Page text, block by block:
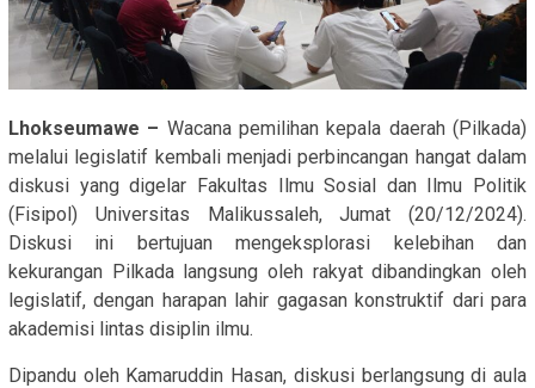
Lhokseumawe – Wacana pemilihan kepala daerah (Pilkada)
melalui legislatif kembali menjadi perbincangan hangat dalam
diskusi yang digelar Fakultas Ilmu Sosial dan Ilmu Politik
(Fisipol) Universitas Malikussaleh, Jumat (20/12/2024).
Diskusi ini bertujuan mengeksplorasi kelebihan dan
kekurangan Pilkada langsung oleh rakyat dibandingkan oleh
legislatif, dengan harapan lahir gagasan konstruktif dari para
akademisi lintas disiplin ilmu.
Dipandu oleh Kamaruddin Hasan, diskusi berlangsung di aula